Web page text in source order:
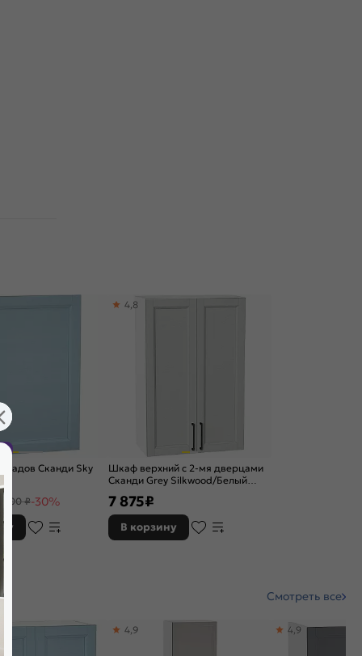
Сканди Sky
600 ₽-30%
Шкаф верхний с 2-мя дверцами
Сканди Grey Silkwood/Белый
4,8
7 875₽
В корзину
Смотреть все
4,9 4,9